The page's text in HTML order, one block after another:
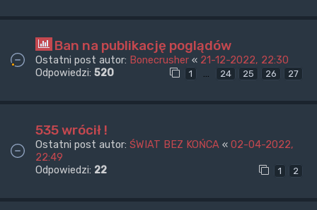
Ban na publikację poglądów
Ostatni post autor: Bonecrusher « 21-12-2022, 22:30
Odpowiedzi: 520 1 … 24 25 26 27
535 wrócił !
Ostatni post autor: ŚWIAT BEZ KOŃCA « 02-04-2022,
22:49
Odpowiedzi: 22 1 2